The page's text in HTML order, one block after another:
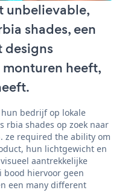
unbelievable,
shades, een
heeft,
bedrijf op lokale
rbia shades op zoek naar
ze required the ability om
hun lichtgewicht en
aantrekkelijke
hiervoor geen
een many different